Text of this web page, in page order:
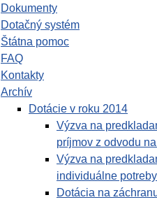
Dokumenty
Dotačný systém
Štátna pomoc
FAQ
Kontakty
Archív
Dotácie v roku 2014
Výzva na
príjmov z odvodu
Výzva na
individuálne
Dotácia na